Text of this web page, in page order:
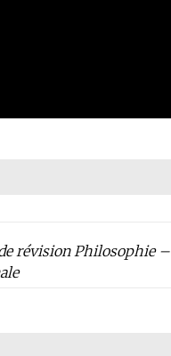
révision Philosophie –